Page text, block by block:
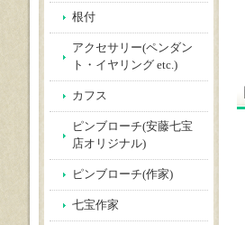
根付
アクセサリー(ペンダン
ト・イヤリング etc.)
カフス
ピンブローチ(安藤七宝
店オリジナル)
ピンブローチ(作家)
七宝作家